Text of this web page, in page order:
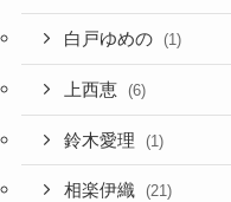
白戸ゆめの (1)
上西恵 (6)
鈴木愛理 (1)
相楽伊織 (21)